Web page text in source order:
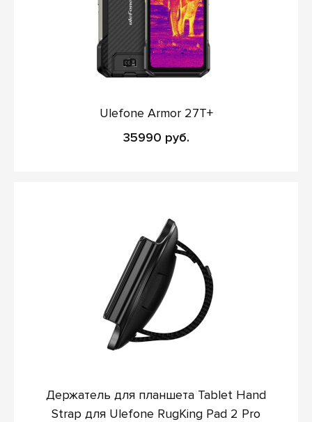
Ulefone Armor 27T+
35990 руб.
Держатель для планшета Tablet Hand
Strap для Ulefone RugKing Pad 2 Pro